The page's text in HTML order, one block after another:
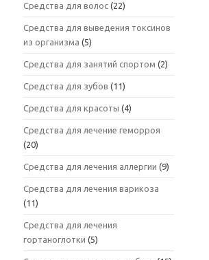
Средства для волос (22)
Средства для выведения токсинов
из организма (5)
Средства для занятий спортом (2)
Средства для зубов (11)
Средства для красоты (4)
Средства для лечение геморроя
(20)
Средства для лечения аллергии (9)
Средства для лечения варикоза
(11)
Средства для лечения
гортаноглотки (5)